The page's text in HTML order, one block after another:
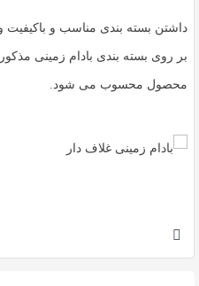
داشتن بسته بندی مناسب و باکیفیت
بر روی بسته بندی بادام زمینی
محصول محسوب می شود.